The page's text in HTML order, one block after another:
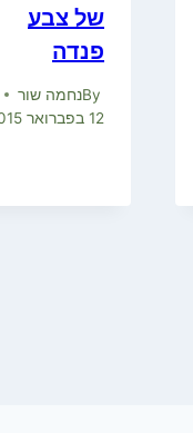
של צבע
פנדה
Byנחמה שור
12 בפברואר 2015